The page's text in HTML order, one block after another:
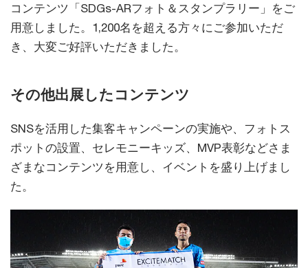
コンテンツ「SDGs-ARフォト＆スタンプラリー」をご
用意しました。1,200名を超える方々にご参加いただ
き、大変ご好評いただきました。
その他出展したコンテンツ
SNSを活用した集客キャンペーンの実施や、フォトス
ポットの設置、セレモニーキッズ、MVP表彰などさま
ざまなコンテンツを用意し、イベントを盛り上げまし
た。